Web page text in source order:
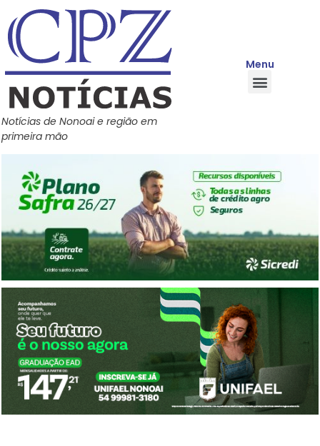
Notícias de Nonoai e região em
primeira mão
Menu